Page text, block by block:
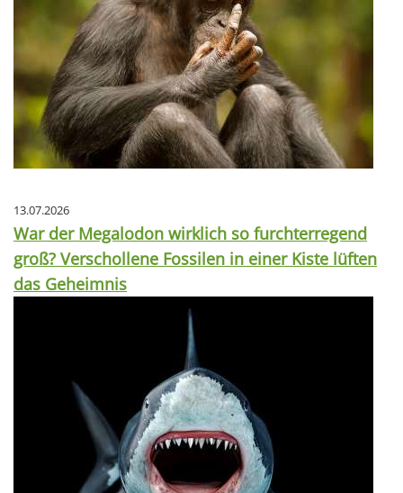
13.07.2026
War der Megalodon wirklich so furchterregend
groß? Verschollene Fossilen in einer Kiste lüften
das Geheimnis